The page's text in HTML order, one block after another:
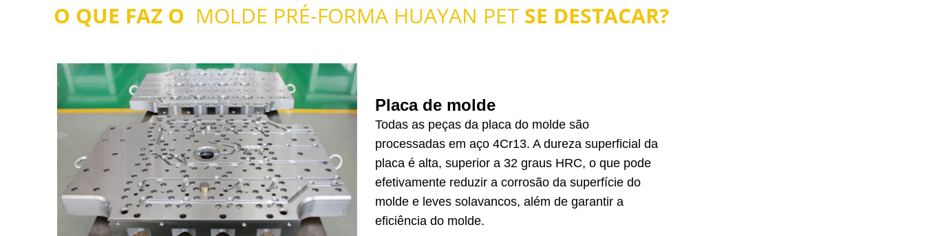
O QUE FAZ O MOLDE PRÉ-FORMA HUAYAN PET SE DESTACAR?
Placa de molde
Todas as peças da placa do molde são
processadas em aço 4Cr13. A dureza superficial da
placa é alta, superior a 32 graus HRC, o que pode
efetivamente reduzir a corrosão da superfície do
molde e leves solavancos, além de garantir a
eficiência do molde.